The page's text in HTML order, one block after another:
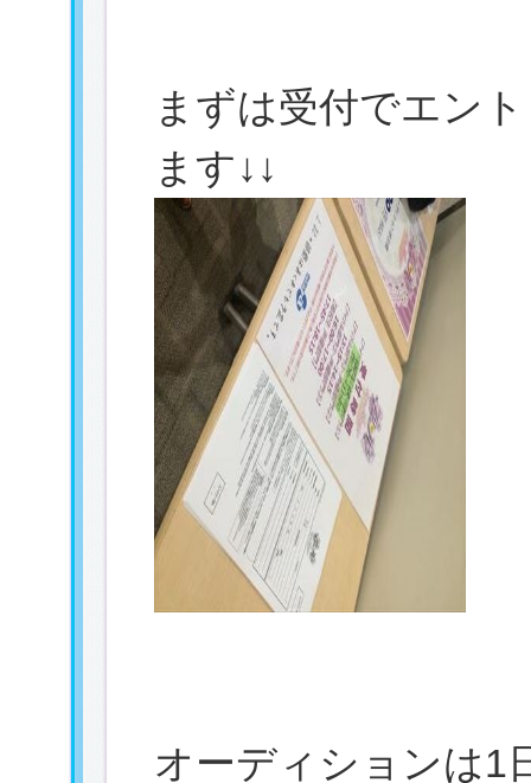
まずは受付でエン
ます↓↓
オーディションは1